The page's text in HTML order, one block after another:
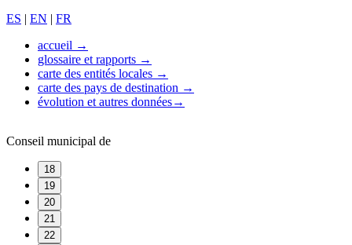
ES | EN | FR
accueil →
glossaire et rapports →
carte des entités locales →
carte des pays de destination →
évolution et autres données→
Conseil municipal de
18
19
20
21
22